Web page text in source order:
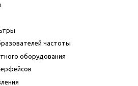
частоты
оборудования